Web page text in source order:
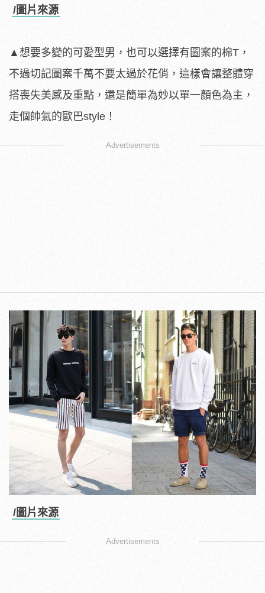
/圖片來源
▲想要多變的可愛型男，也可以選擇有圖案的棉T，
不過切記圖案千萬不要太過於花俏，這樣會讓整體穿
搭喪失美感及重點，還是簡單為妙以單一顏色為主，
走個帥氣的歐巴style！
Advertisements
/圖片來源
Advertisements